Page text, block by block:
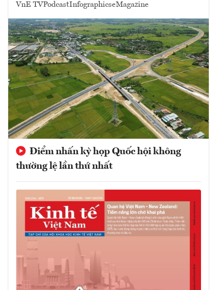
VnE TVPodcastInfographicseMagazine
Điểm nhấn kỳ họp Quốc hội không
thường lệ lần thứ nhất